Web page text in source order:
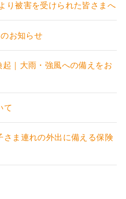
り被害を受けられた皆さまへ
お知らせ
｜大雨・強風への備えをお
て
さま連れの外出に備える保険